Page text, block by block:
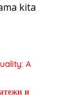
kita
A
и